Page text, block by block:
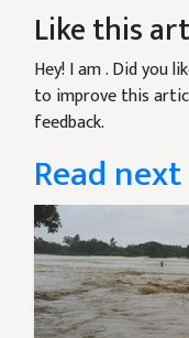
Like this
Hey! I am. Did you
to improve this
feedback.
Read next